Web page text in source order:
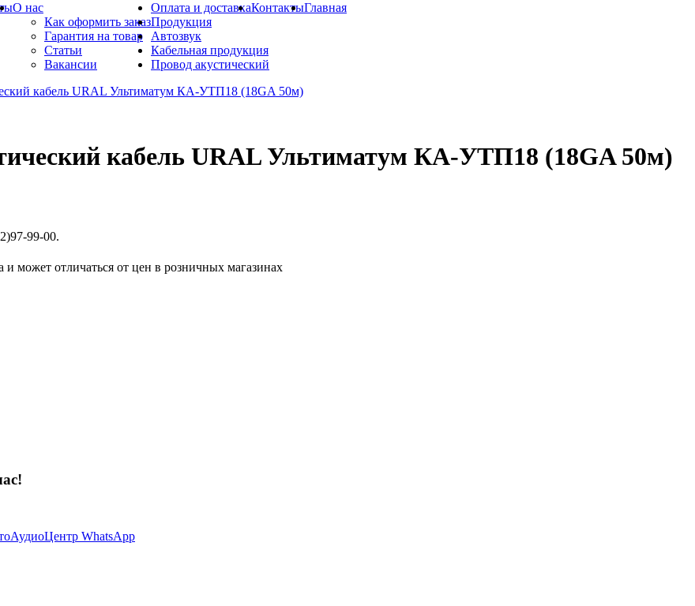
О нас
Как оформить заказ
Гарантия на товар
Статьи
Вакансии
Оплата и доставкаКонтактыГлавная
Продукция
Автозвук
Кабельная продукция
Провод акустический
кабель URAL Ультиматум КА-УТП18 (18GA 50м)
99-00.
и может отличаться от цен в розничных магазинах